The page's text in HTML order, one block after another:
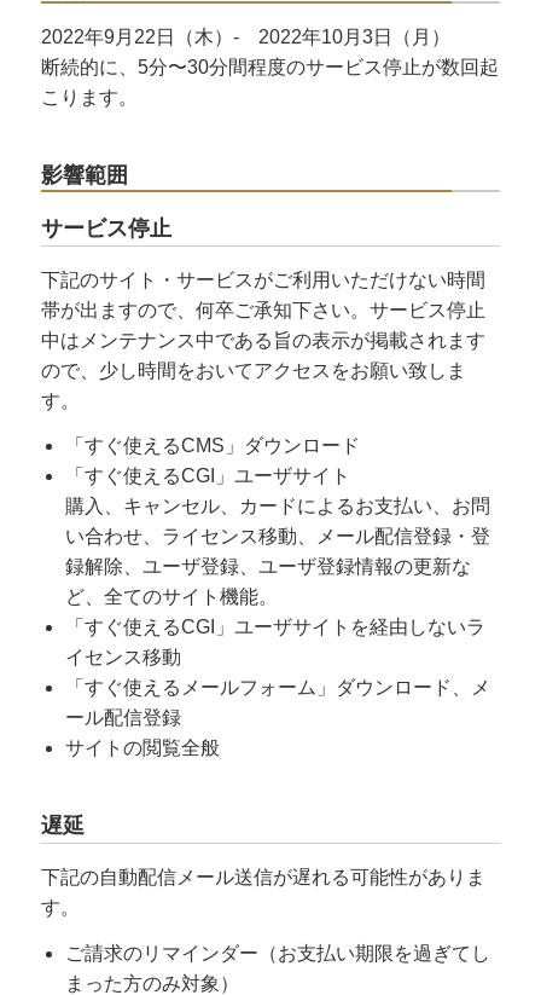
2022年9月22日（木）- 2022年10月3日（月）
断続的に、5分〜30分間程度のサービス停止が数回起
こります。
影響範囲
サービス停止
下記のサイト・サービスがご利用いただけない時間
帯が出ますので、何卒ご承知下さい。サービス停止
中はメンテナンス中である旨の表示が掲載されます
ので、少し時間をおいてアクセスをお願い致しま
す。
「すぐ使えるCMS」ダウンロード
「すぐ使えるCGI」ユーザサイト
購入、キャンセル、カードによるお支払い、お問
い合わせ、ライセンス移動、メール配信登録・登
録解除、ユーザ登録、ユーザ登録情報の更新な
ど、全てのサイト機能。
「すぐ使えるCGI」ユーザサイトを経由しないラ
イセンス移動
「すぐ使えるメールフォーム」ダウンロード、メ
ール配信登録
サイトの閲覧全般
遅延
下記の自動配信メール送信が遅れる可能性がありま
す。
ご請求のリマインダー（お支払い期限を過ぎてし
まった方のみ対象）